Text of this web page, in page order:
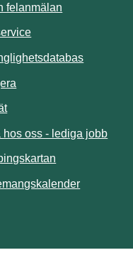
felanmälan
Länk till annan
Länk till
Länk till annan webbplats.
hos oss - lediga jobb
Länk till